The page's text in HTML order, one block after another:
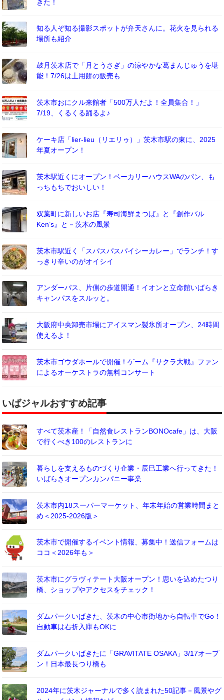
きた！
知る人ぞ知る撮影スポットが弁天さんに。花火を見られる
場所も紹介
鼓月茨木店で「月とうさぎ」の涼やかな葛まんじゅうを堪
能！7/26は土用餅の販売も
茨木市おにクル来館者「500万人だよ！全員集合！」
7/19、くるくる踊るよ♪
ケーキ店「lier-lieu（リエリゥ）」茨木市駅の東に、2025
年夏オープン！
茨木駅近くにオープン！ベーカリーハウスWAのパン、も
っちもちでおいしい！
双葉町に新しいお店『寿司海鮮まつば』と『創作バル
Ken’s』と－茨木の風景
茨木市駅近く「スパスパスパイシーカレー」でランチ！す
っきり辛いのがオイシイ
アンダーパス、片側の歩道開通！イオンと立命館いばらき
キャンパスをスルッと。
大阪府中央卸売市場にアイスマン製氷所オープン、24時間
使えるよ！
茨木市ゴウダホールで開催！ゲーム『サクラ大戦』ファン
によるオーケストラの無料コンサート
いばジャルおすすめ記事
すべて茨木産！「自然食レストランBONOcafe」は、大阪
で行くべき100のレストランに
暮らしを支えるものづくり企業・辰巳工業へ行ってきた！
いばらきオープンカンパニー事業
茨木市内18スーパーマーケット、年末年始の営業時間まと
め＜2025-2026版＞
茨木市で開催するイベント情報、募集中！送信フォームは
ココ＜2026年も＞
茨木市にグラヴィテート大阪オープン！思いを込めたつり
橋、ショップやアクセスをチェック！
ダムパークいばきた、茨木の中心市街地から自転車でGo！
自動車は右折入庫もOKに
ダムパークいばきたに「GRAVITATE OSAKA」3/17オープ
ン！日本最長つり橋も
2024年に茨木ジャーナルで多く読まれた50記事－風景やグ